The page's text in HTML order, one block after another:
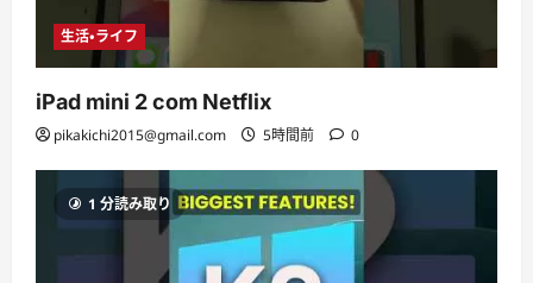
生活・ライフ
iPad mini 2 com Netflix
pikakichi2015@gmail.com 5時間前 0
1 分読み取り